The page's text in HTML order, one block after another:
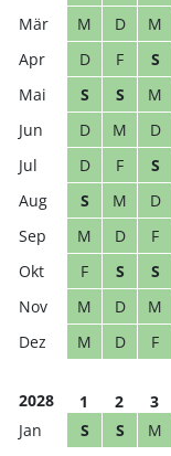
M
D M
D
F S
S
S M
D
M D
D
F S
S
M D
M
D F
F
S S
M
D M
M
D F
2028 1 2 3
S
S M